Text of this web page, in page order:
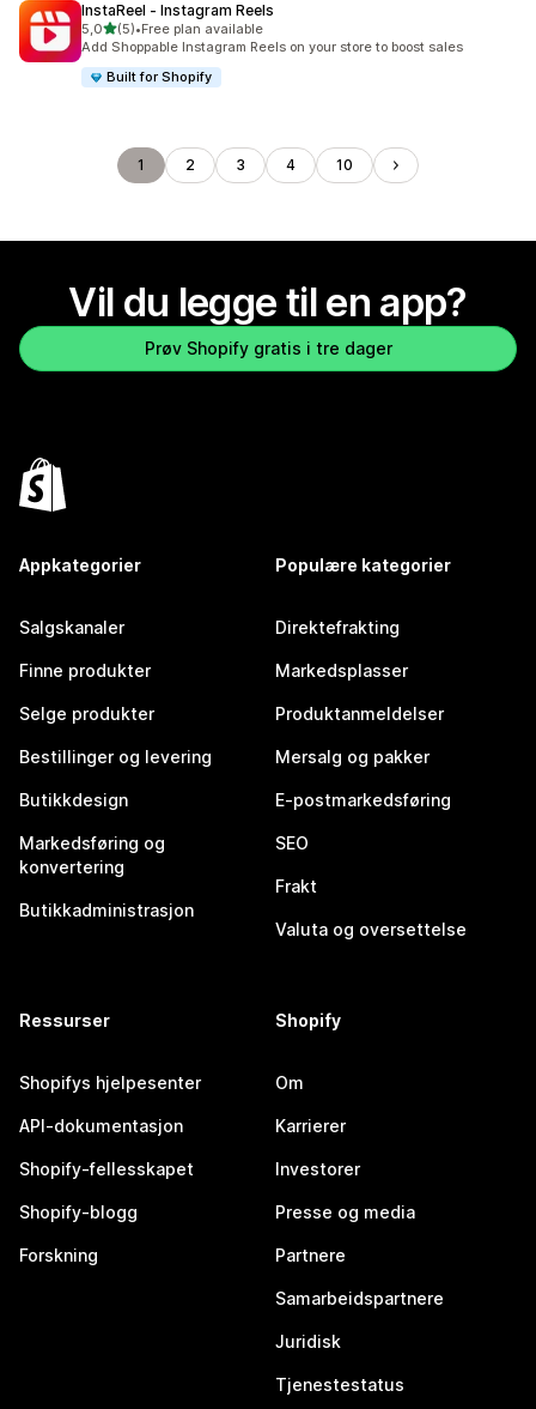
InstaReel ‑ Instagram Reels
5,0av 5 stjerner
(5)
Totalt 5 omtaler
•Free plan available
Add Shoppable Instagram Reels on your store to boost sales
Built for Shopify
1 2 3 4 10
Vil du legge til en app?
Prøv Shopify gratis i tre dager
Appkategorier
Salgskanaler
Finne produkter
Selge produkter
Bestillinger og levering
Butikkdesign
Markedsføring og
konvertering
Butikkadministrasjon
Populære kategorier
Direktefrakting
Markedsplasser
Produktanmeldelser
Mersalg og pakker
E-postmarkedsføring
SEO
Frakt
Valuta og oversettelse
Ressurser
Shopifys hjelpesenter
API-dokumentasjon
Shopify-fellesskapet
Shopify-blogg
Forskning
Shopify
Om
Karrierer
Investorer
Presse og media
Partnere
Samarbeidspartnere
Juridisk
Tjenestestatus